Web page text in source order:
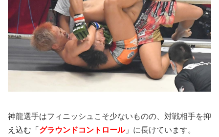
神龍選手はフィニッシュこそ少ないものの、対戦相手を抑
え込む「 グラウンドコントロール」に長けています。